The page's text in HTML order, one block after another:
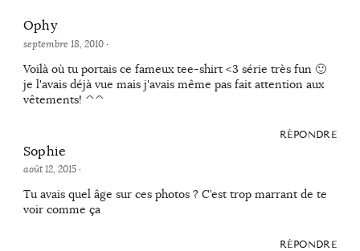
Ophy
septembre 18, 2010·
Voilà où tu portais ce fameux tee-shirt <3 série très fun 🙂
je l'avais déjà vue mais j'avais même pas fait attention aux
vêtements! ^^
RÉPONDRE
Sophie
août 12, 2015·
Tu avais quel âge sur ces photos ? C’est trop marrant de te
voir comme ça
RÉPONDRE